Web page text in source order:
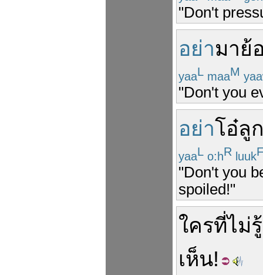
"Don't
อย่ามาย้
yaaL maaM
"Don't you
อย่าโอ๋ลู
yaaL o:hR luukF
"Don't you
spoiled!"
ใครที่ไม่รู้
เห็น!